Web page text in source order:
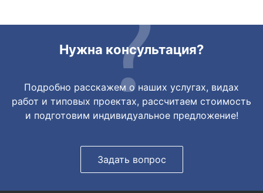
Нужна консультация?
Подробно расскажем о наших услугах, видах
работ и типовых проектах, рассчитаем стоимость
и подготовим индивидуальное предложение!
Задать вопрос